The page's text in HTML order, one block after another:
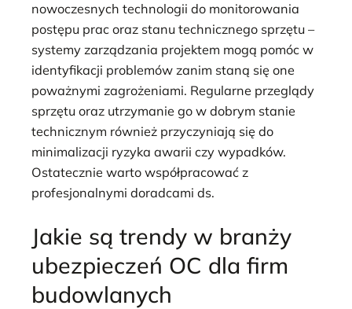
nowoczesnych technologii do monitorowania
postępu prac oraz stanu technicznego sprzętu –
systemy zarządzania projektem mogą pomóc w
identyfikacji problemów zanim staną się one
poważnymi zagrożeniami. Regularne przeglądy
sprzętu oraz utrzymanie go w dobrym stanie
technicznym również przyczyniają się do
minimalizacji ryzyka awarii czy wypadków.
Ostatecznie warto współpracować z
profesjonalnymi doradcami ds.
Jakie są trendy w branży
ubezpieczeń OC dla firm
budowlanych